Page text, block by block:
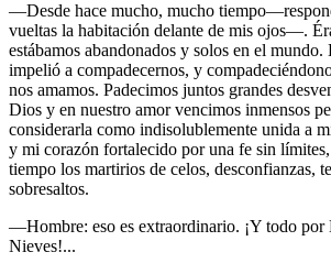
—Desde hace mucho, mucho
vueltas la habitación delante de mis ojos—.
estábamos abandonados y solos en el mundo.
impelió a compadecernos, y
nos amamos. Padecimos juntos grandes
Dios y en nuestro amor vencimos inmensos
considerarla como indisolublemente unida a
y mi corazón fortalecido por una fe sin
tiempo los martirios de celos, desconfianzas,
sobresaltos.
—Hombre: eso es extraordinario. ¡Y todo por
Nieves!...